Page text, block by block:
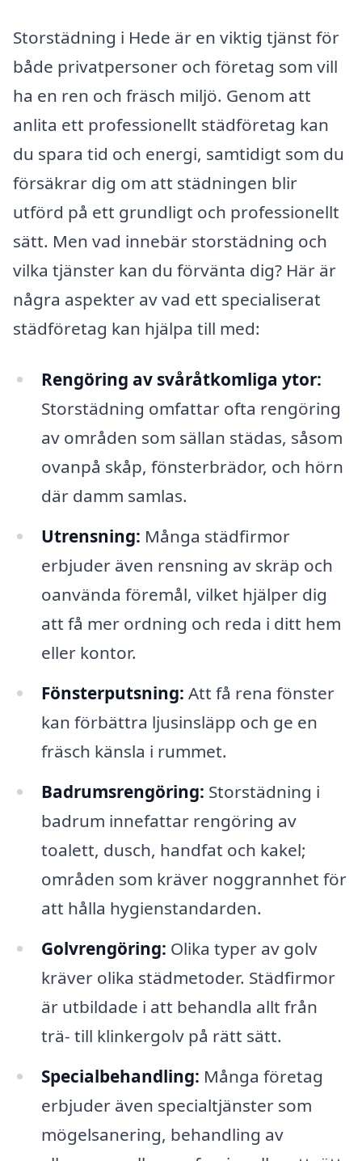
Storstädning i Hede är en viktig tjänst för
både privatpersoner och företag som vill
ha en ren och fräsch miljö. Genom att
anlita ett professionellt städföretag kan
du spara tid och energi, samtidigt som du
försäkrar dig om att städningen blir
utförd på ett grundligt och professionellt
sätt. Men vad innebär storstädning och
vilka tjänster kan du förvänta dig? Här är
några aspekter av vad ett specialiserat
städföretag kan hjälpa till med:
Rengöring av svåråtkomliga ytor:
Storstädning omfattar ofta rengöring
av områden som sällan städas, såsom
ovanpå skåp, fönsterbrädor, och hörn
där damm samlas.
Utrensning: Många städfirmor
erbjuder även rensning av skräp och
oanvända föremål, vilket hjälper dig
att få mer ordning och reda i ditt hem
eller kontor.
Fönsterputsning: Att få rena fönster
kan förbättra ljusinsläpp och ge en
fräsch känsla i rummet.
Badrumsrengöring: Storstädning i
badrum innefattar rengöring av
toalett, dusch, handfat och kakel;
områden som kräver noggrannhet för
att hålla hygienstandarden.
Golvrengöring: Olika typer av golv
kräver olika städmetoder. Städfirmor
är utbildade i att behandla allt från
trä- till klinkergolv på rätt sätt.
Specialbehandling: Många företag
erbjuder även specialtjänster som
mögelsanering, behandling av